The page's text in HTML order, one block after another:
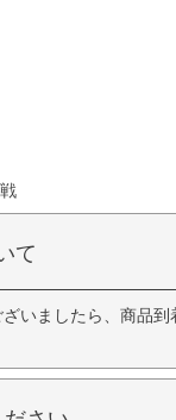
て
いましたら、商品